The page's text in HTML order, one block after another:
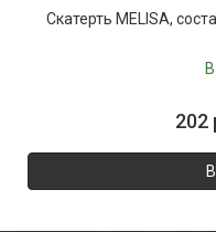
Скатерть MELISA,
202